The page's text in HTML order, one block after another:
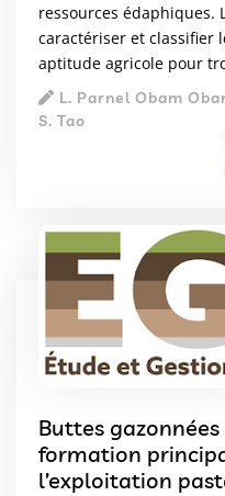
ressources édaphiques.
caractériser et classifier
aptitude agricole pour
L. Parnel Obam
S. Tao
Buttes
formation
l’exploitation